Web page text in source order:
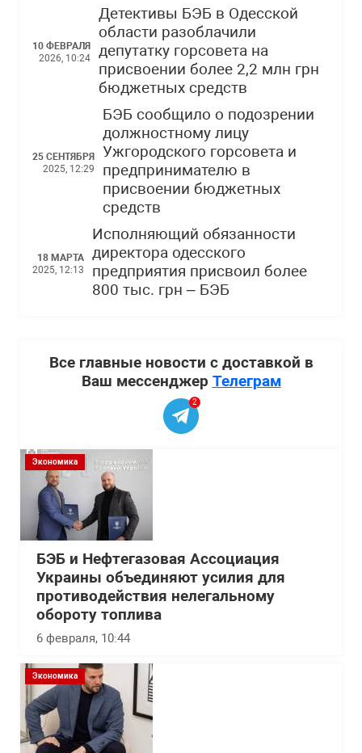
10 ФЕВРАЛЯ
2026, 10:24
Детективы БЭБ в Одесской
области разоблачили
депутатку горсовета на
присвоении более 2,2 млн грн
бюджетных средств
25 СЕНТЯБРЯ
2025, 12:29
БЭБ сообщило о подозрении
должностному лицу
Ужгородского горсовета и
предпринимателю в
присвоении бюджетных
средств
18 МАРТА
2025, 12:13
Исполняющий обязанности
директора одесского
предприятия присвоил более
800 тыс. грн – БЭБ
Все главные новости с доставкой в
Ваш мессенджер Телеграм
2
Экономика
БЭБ и Нефтегазовая Ассоциация
Украины объединяют усилия для
противодействия нелегальному
обороту топлива
6 февраля, 10:44
Экономика